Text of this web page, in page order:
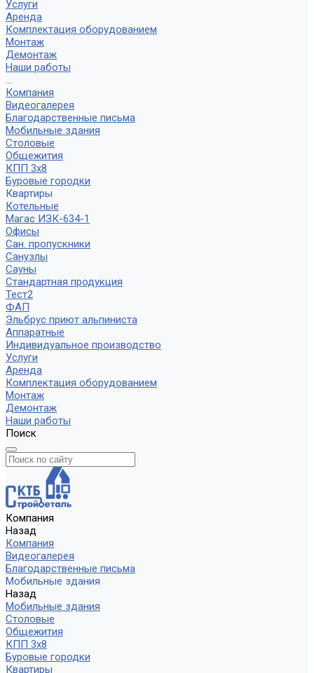
Услуги
Аренда
Комплектация оборудованием
Монтаж
Демонтаж
Наши работы
...
Компания
Видеогалерея
Благодарственные письма
Мобильные здания
Столовые
Общежития
КПП 3х8
Буровые городки
Квартиры
Котельные
Магас ИЗК-634-1
Офисы
Сан. пропускники
Санузлы
Сауны
Стандартная продукция
Тест2
ФАП
Эльбрус приют альпиниста
Аппаратные
Индивидуальное производство
Услуги
Аренда
Комплектация оборудованием
Монтаж
Демонтаж
Наши работы
Поиск
Компания
Назад
Компания
Видеогалерея
Благодарственные письма
Мобильные здания
Назад
Мобильные здания
Столовые
Общежития
КПП 3х8
Буровые городки
Квартиры